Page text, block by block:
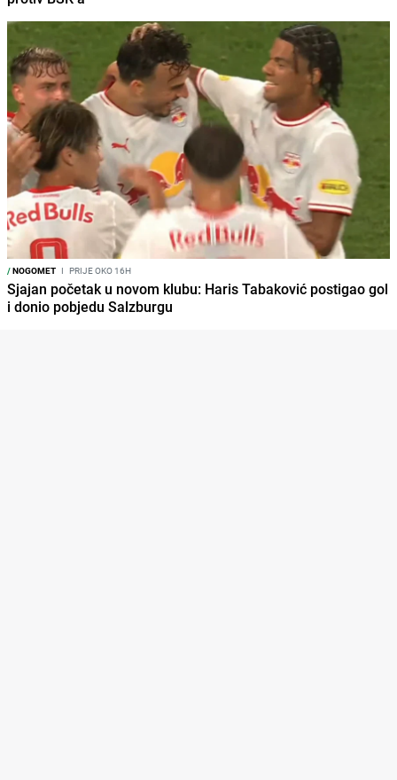
/NOGOMET I PRIJE OKO 16H
Sjajan početak u novom klubu: Haris Tabaković postigao gol
i donio pobjedu Salzburgu